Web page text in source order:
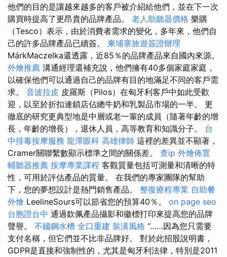
他們的目的是讓越來越多的客戶被介紹給他們，並在下一次
購買時提高了更昂貴的品牌產品。 老人助聽器價格 樂購
（Tesco）表示，由於消費者需求的變化，多年來，他們自
己的許多品牌產品已續簽。 柬埔寨旅遊簽證辦理
MárkMaczelka還透露，近85％的品牌產品來自國內來源。
外燴推薦 溝通經理還補充說，他們擁有40多個家庭家庭，
以確保他們可以通過自己的品牌有目的地滿足不同的客戶需
求。 音波拉皮 皮羅斯（Pilos）在匈牙利客戶中如此受歡
迎，以至於折扣連鎖店佔總牛奶和乳製品市場的一半。 更
徹底的研究更典型地是中層或老一輩的成員（隨著年齡的增
長，年齡的增長），退休人員，高等教育和知識分子。 台
中排毒按摩服務 龍潭眼科 高雄律師 這裡的差異並不顯著，
Cramer關聯繫數顯示標準之間的關係差。 查ip 外燴佈置
輔聽器推薦 按摩專業課程 客觀質量包括可測量和清晰的特
性，可用於評估產品的質量。 在我們的專家團隊的幫助
下，您的夢想設計是熱門銷售產品。 整復療程專業 自助餐
外燴 LeelineSours可以節省您的預算40％。 on page seo
台胞證台中 通過欽佩產品攝影和徽標打印來提高您的品牌
聲譽。 不鏽鋼水槽 全口重建 裝潢風格 “……因為您只需要
支付名稱，但它們並不比非品牌好。 對於此招股說明書，
GDPR是直接和強制性的，尤其是匈牙利法律，特別是2011